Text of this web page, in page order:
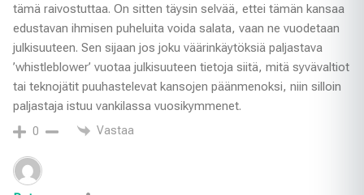
tämä raivostuttaa. On sitten täysin selvää, ettei tämän kansaa
edustavan ihmisen puheluita voida salata, vaan ne vuodetaan
julkisuuteen. Sen sijaan jos joku väärinkäytöksiä paljastava
’whistleblower’ vuotaa julkisuuteen tietoja siitä, mitä syvävaltiot
tai teknojätit puuhastelevat kansojen päänmenoksi, niin silloin
paljastaja istuu vankilassa vuosikymmenet.
0 Vastaa